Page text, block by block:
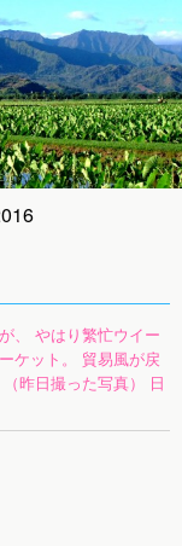
、 やはり繁忙ウイー
ケット。 貿易風が戻
昨日撮った写真） 日